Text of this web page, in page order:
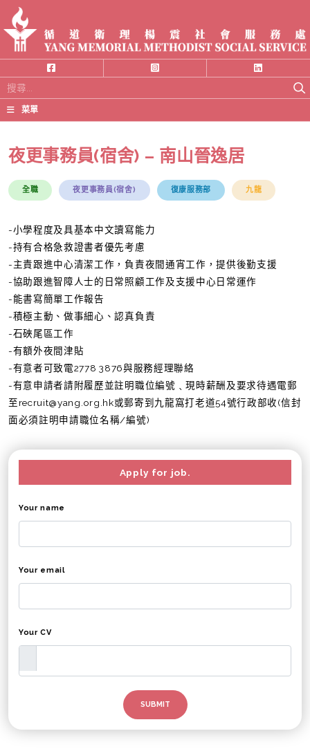
搜
尋
關
字:
菜單
夜更事務員(宿舍) – 南山晉逸居
全職 夜更事務員(宿舍) 復康服務部 九龍
-小學程度及具基本中文讀寫能力
-持有合格急救證書者優先考慮
-主責跟進中心清潔工作，負責夜間通宵工作，提供後勤支援
-協助跟進智障人士的日常照顧工作及支援中心日常運作
-能書寫簡單工作報告
-積極主動、做事細心、認真負責
-石硤尾區工作
-有額外夜間津貼
-有意者可致電2778 3876與服務經理聯絡
-有意申請者請附履歷並註明職位編號﹑現時薪酬及要求待遇電郵
至recruit@yang.org.hk或郵寄到九龍窩打老道54號行政部收(信封
面必須註明申請職位名稱/編號)
Apply for job.
Your name
Your email
Your CV